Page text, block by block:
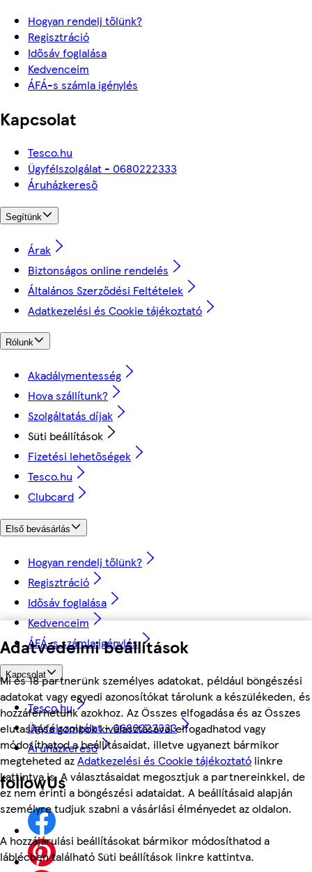
Adatvédelmi beállítások
Mi és 18 partnerünk személyes adatokat, például böngészési
adatokat vagy egyedi azonosítókat tárolunk a készülékeden, és
hozzáférhetünk azokhoz. Az Összes elfogadása és az Összes
elutasítása gombok kiválasztásával elfogadhatod vagy
módosíthatod a beállításaidat, illetve ugyanezt bármikor
megteheted azAdatkezelési és Cookie tájékoztató linkre
kattintva is. A választásaidat megosztjuk a partnereinkkel, de
ez nem érinti a böngészési adataidat. A beállításaid alapján
személyre tudjuk szabni a vásárlási élményedet az oldalon.
A hozzájárulási beállításokat bármikor módosíthatod a
láblécben található Süti beállítások linkre kattintva.
Hogyan rendelj tőlünk?
Regisztráció
Idősáv foglalása
Kedvenceim
ÁFÁ-s számla igénylés
Kapcsolat
Tesco.hu
Ügyfélszolgálat - 0680222333
Áruházkereső
Segítünk
Árak
Biztonságos online rendelés
Általános Szerződési Feltételek
Adatkezelési és Cookie tájékoztató
Rólunk
Akadálymentesség
Hova szállítunk?
Szolgáltatás díjak
Süti beállítások
Fizetési lehetőségek
Tesco.hu
Clubcard
Első bevásárlás
Hogyan rendelj tőlünk?
Regisztráció
Idősáv foglalása
Kedvenceim
ÁFÁ-s számla igénylés
Kapcsolat
Tesco.hu
Ügyfélszolgálat - 0680222333
Áruházkereső
followUs